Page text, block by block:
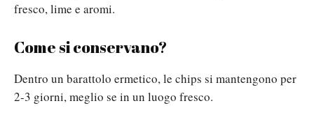
fresco, lime e aromi.
Come si conservano?
Dentro un barattolo ermetico, le chips si mantengono per
2-3 giorni, meglio se in un luogo fresco.